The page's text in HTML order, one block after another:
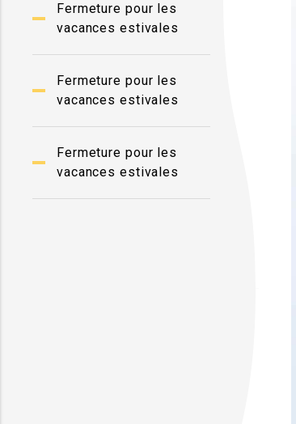
Fermeture pour les
vacances estivales
Fermeture pour les
vacances estivales
Fermeture pour les
vacances estivales